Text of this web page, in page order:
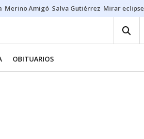
Merino Amigó Salva Gutiérrez Mirar eclipse
OBITUARIOS